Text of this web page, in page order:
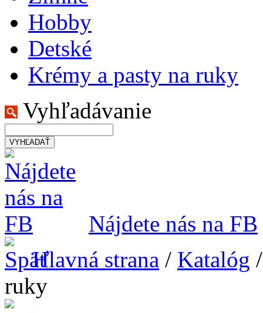
Hobby
Detské
Krémy a pasty na ruky
Vyhľadávanie
VYHĽADAŤ
Nájdete nás na FB
Hlavná strana / Katalóg
ruky